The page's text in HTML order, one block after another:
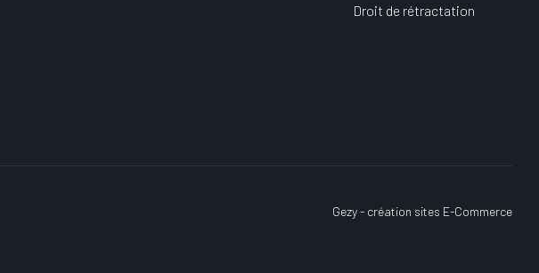
Droit de rétractation
Gezy - création sites E-Commerce